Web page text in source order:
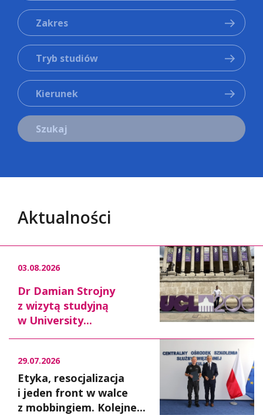
Zakres
Tryb studiów
Kierunek
Szukaj
Aktualności
03.08.2026
Dr Damian Strojny
z wizytą studyjną
w University...
29.07.2026
Etyka, resocjalizacja
i jeden front w walce
z mobbingiem. Kolejne...